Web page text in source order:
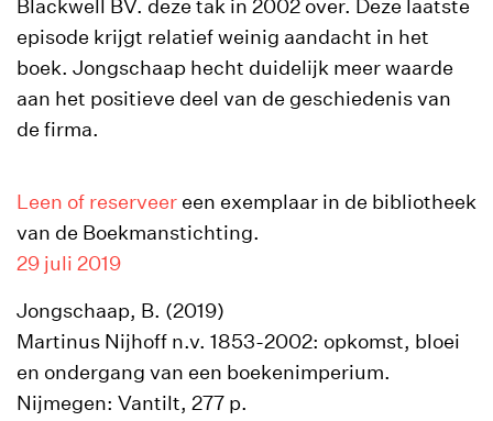
Blackwell BV. deze tak in 2002 over. Deze laatste
episode krijgt relatief weinig aandacht in het
boek. Jongschaap hecht duidelijk meer waarde
aan het positieve deel van de geschiedenis van
de firma.
Leen of reserveer een exemplaar in de bibliotheek
van de Boekmanstichting.
29 juli 2019
Jongschaap, B. (2019)
Martinus Nijhoff n.v. 1853-2002: opkomst, bloei
en ondergang van een boekenimperium.
Nijmegen: Vantilt, 277 p.